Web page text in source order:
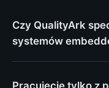
Czy QualityArk
systemów